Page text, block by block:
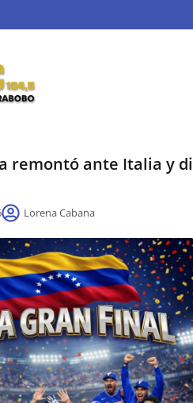
remontó ante Italia y
Lorena Cabana